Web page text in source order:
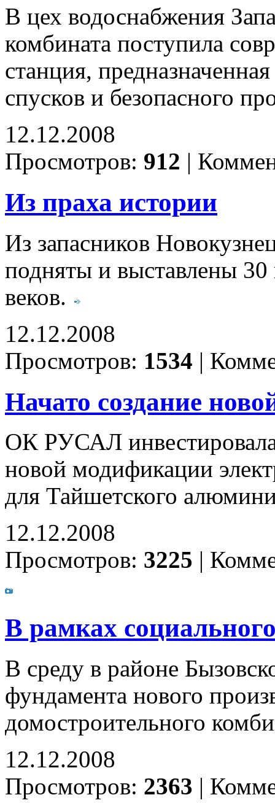
В цех водоснабжения
комбината поступила
станция,
спусков и безопасного
12.12.2008
Просмотров: 912 |
Из праха истории
Из запасников
подняты и выставлены
веков.
12.12.2008
Просмотров: 1534 |
Начато создание
ОК РУСАЛ инвестировала
новой модификации
для Тайшетского
12.12.2008
Просмотров: 3225 |
В рамках
В среду в районе
фундамента нового
домостроительного
12.12.2008
Просмотров: 2363 |